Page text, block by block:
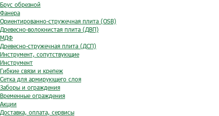
Брус обрезной
Фанера
Ориентированно-стружечная плита (OSB)
Древесно-волокнистая плита (ДВП)
МДФ
Древесно-стружечная плита (ДСП)
Инструмент, сопутствующие
Инструмент
Гибкие связи и крепеж
Сетка для армирующего слоя
Заборы и ограждения
Временные ограждения
Акции
Доставка, оплата, сервисы